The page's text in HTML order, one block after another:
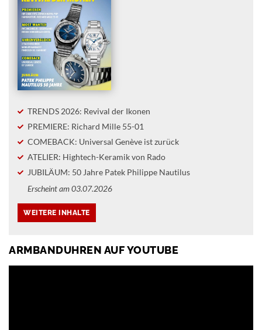
TRENDS 2026: Revival der Ikonen
PREMIERE: Richard Mille 55-01
COMEBACK: Universal Genève ist zurück
ATELIER: Hightech-Keramik von Rado
JUBILÄUM: 50 Jahre Patek Philippe Nautilus
Erscheint am 03.07.2026
ARMBANDUHREN AUF YOUTUBE